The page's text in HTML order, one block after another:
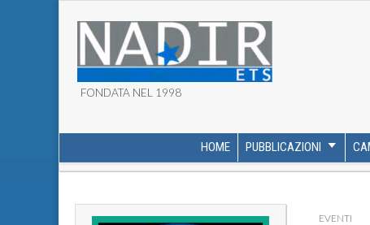
ASSOCIAZIONE
FONDATA NEL 1998
MAIN MENU
HOME PUBBLICAZIONI
SUB MENU
EVENTI